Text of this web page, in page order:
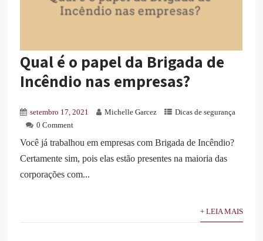
Qual é o papel da Brigada de
Incêndio nas empresas?
setembro 17, 2021 Michelle Garcez
Dicas de segurança
0 Comment
Você já trabalhou em empresas com Brigada de Incêndio?
Certamente sim, pois elas estão presentes na maioria das
corporações com...
+ LEIA MAIS